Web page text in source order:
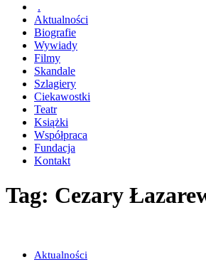
.
Aktualności
Biografie
Wywiady
Filmy
Skandale
Szlagiery
Ciekawostki
Teatr
Książki
Współpraca
Fundacja
Kontakt
Tag: Cezary
Aktualności